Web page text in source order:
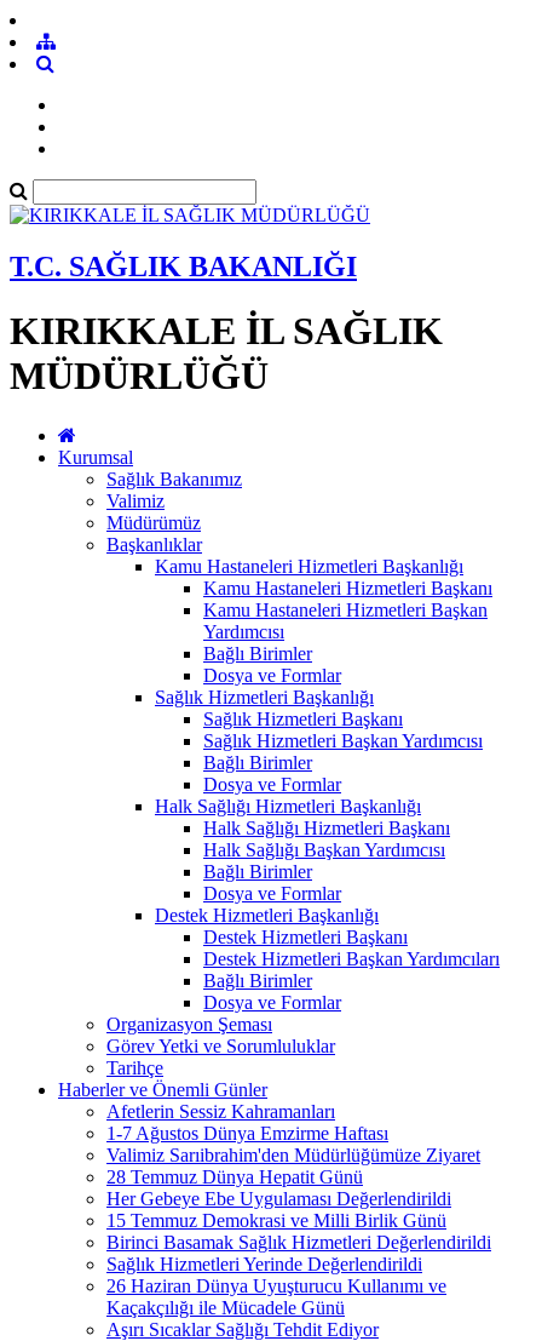
T.C. SAĞLIK BAKANLIĞI
KIRIKKALE İL SAĞLIK
MÜDÜRLÜĞÜ
Kurumsal
Sağlık Bakanımız
Valimiz
Müdürümüz
Başkanlıklar
Kamu Hastaneleri Hizmetleri Başkanlığı
Kamu Hastaneleri Hizmetleri Başkanı
Kamu Hastaneleri Hizmetleri Başkan
Yardımcısı
Bağlı Birimler
Dosya ve Formlar
Sağlık Hizmetleri Başkanlığı
Sağlık Hizmetleri Başkanı
Sağlık Hizmetleri Başkan Yardımcısı
Bağlı Birimler
Dosya ve Formlar
Halk Sağlığı Hizmetleri Başkanlığı
Halk Sağlığı Hizmetleri Başkanı
Halk Sağlığı Başkan Yardımcısı
Bağlı Birimler
Dosya ve Formlar
Destek Hizmetleri Başkanlığı
Destek Hizmetleri Başkanı
Destek Hizmetleri Başkan Yardımcıları
Bağlı Birimler
Dosya ve Formlar
Organizasyon Şeması
Görev Yetki ve Sorumluluklar
Tarihçe
Haberler ve Önemli Günler
Afetlerin Sessiz Kahramanları
1-7 Ağustos Dünya Emzirme Haftası
Valimiz Sarıibrahim'den Müdürlüğümüze Ziyaret
28 Temmuz Dünya Hepatit Günü
Her Gebeye Ebe Uygulaması Değerlendirildi
15 Temmuz Demokrasi ve Milli Birlik Günü
Birinci Basamak Sağlık Hizmetleri Değerlendirildi
Sağlık Hizmetleri Yerinde Değerlendirildi
26 Haziran Dünya Uyuşturucu Kullanımı ve
Kaçakçılığı ile Mücadele Günü
Aşırı Sıcaklar Sağlığı Tehdit Ediyor